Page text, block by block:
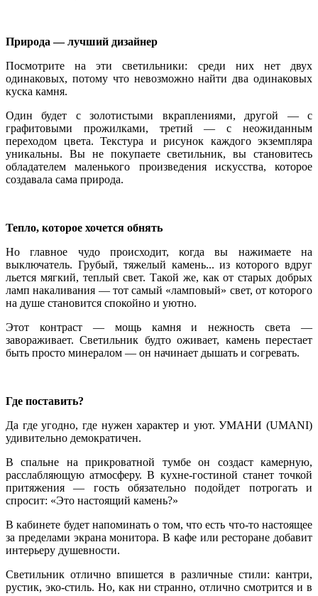
Природа — лучший дизайнер
Посмотрите на эти светильники: среди них нет двух
одинаковых, потому что невозможно найти два одинаковых
куска камня.
Один будет с золотистыми вкраплениями, другой — с
графитовыми прожилками, третий — с неожиданным
переходом цвета. Текстура и рисунок каждого экземпляра
уникальны. Вы не покупаете светильник, вы становитесь
обладателем маленького произведения искусства, которое
создавала сама природа.
Тепло, которое хочется обнять
Но главное чудо происходит, когда вы нажимаете на
выключатель. Грубый, тяжелый камень... из которого вдруг
льется мягкий, теплый свет. Такой же, как от старых добрых
ламп накаливания — тот самый «ламповый» свет, от которого
на душе становится спокойно и уютно.
Этот контраст — мощь камня и нежность света —
завораживает. Светильник будто оживает, камень перестает
быть просто минералом — он начинает дышать и согревать.
Где поставить?
Да где угодно, где нужен характер и уют. УМАНИ (UMANI)
удивительно демократичен.
В спальне на прикроватной тумбе он создаст камерную,
расслабляющую атмосферу. В кухне-гостиной станет точкой
притяжения — гость обязательно подойдет потрогать и
спросит: «Это настоящий камень?»
В кабинете будет напоминать о том, что есть что-то настоящее
за пределами экрана монитора. В кафе или ресторане добавит
интерьеру душевности.
Светильник отлично впишется в различные стили: кантри,
рустик, эко-стиль. Но, как ни странно, отлично смотрится и в